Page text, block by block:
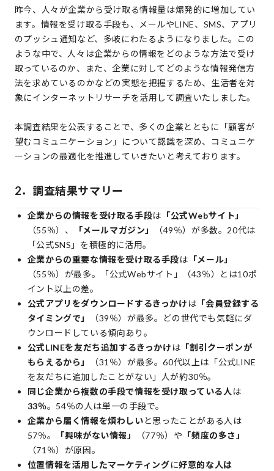
昨今、人々が企業から受け取る情報量は爆発的に増加してい
ます。情報を受け取る手段も、メールやLINE、SMS、アプリ
のプッシュ通知など、多岐にわたるようになりました。この
ような中で、人々は企業からの情報をどのような方法で受け
取っているのか、また、企業に対してどのような情報発信方
法を求めているのかなどの実態を把握するため、生活者を対
象にインターネットリサーチを活用して調査いたしました。
本調査結果を公表することで、多くの企業とともに「顧客が
望むコミュニケーション」について認識を深め、コミュニケ
ーションの最適化を推進していきたいと考えております。
2．調査結果サマリー
企業からの情報を受け取る手段は 「公式Webサイト」
（55％）、
「メールマガジン」
（49％）が多数。20代は
「公式SNS」を積極的に活用。
企業からの重要な情報を受け取る手段は 「メール」
（55％）が最多。「公式Webサイト」（43％）とは10ポ
イント以上の差。
公式アプリをダウンロードするきっかけ は 「会員登録する
タイミングで」
（39％）が最多。どの世代でも気軽にダ
ウンロードしている傾向あり。
公式LINEを友だち追加するきっかけ は 「割引クーポンが
もらえるから」
（31％）が最多。60代以上は「公式LINE
を友だちに追加したことがない」人が約30％。
同じ企業から複数の手段で情報を受け取っている人 は
33％。54％の人は単一の手段で。
企業から届く情報を煩わしいと思ったことがある人は
57％。
「興味がない情報」 （77％）や 「頻度の多さ」
（71％）が原因。
位置情報を活用したマーケティングに好意的な人は